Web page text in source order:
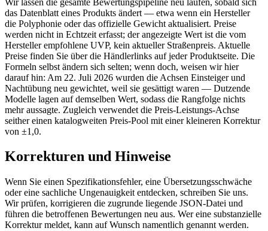
das Datenblatt eines Produkts ändert — etwa wenn ein Hersteller
die Polyphonie oder das offizielle Gewicht aktualisiert. Preise
werden nicht in Echtzeit erfasst; der angezeigte Wert ist die vom
Hersteller empfohlene UVP, kein aktueller Straßenpreis. Aktuelle
Preise finden Sie über die Händlerlinks auf jeder Produktseite. Die
Formeln selbst ändern sich selten; wenn doch, weisen wir hier
darauf hin: Am 22. Juli 2026 wurden die Achsen Einsteiger und
Nachtübung neu gewichtet, weil sie gesättigt waren — Dutzende
Modelle lagen auf demselben Wert, sodass die Rangfolge nichts
mehr aussagte. Zugleich verwendet die Preis-Leistungs-Achse
seither einen katalogweiten Preis-Pool mit einer kleineren Korrektur
von ±1,0.
Korrekturen und Hinweise
Wenn Sie einen Spezifikationsfehler, eine Übersetzungsschwäche
oder eine sachliche Ungenauigkeit entdecken, schreiben Sie uns.
Wir prüfen, korrigieren die zugrunde liegende JSON-Datei und
führen die betroffenen Bewertungen neu aus. Wer eine substanzielle
Korrektur meldet, kann auf Wunsch namentlich genannt werden.